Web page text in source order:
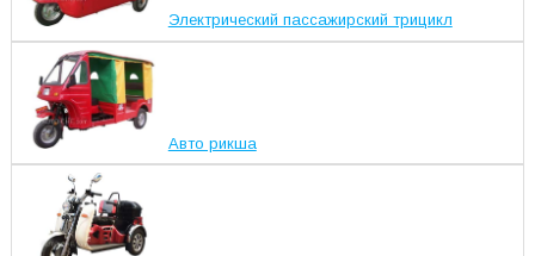
Электрический пассажирский трицикл
Авто рикша